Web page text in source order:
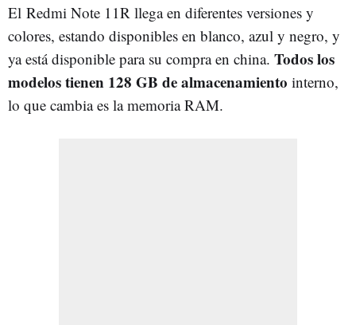
El Redmi Note 11R llega en diferentes versiones y
colores, estando disponibles en blanco, azul y negro, y
ya está disponible para su compra en china. Todos los
modelos tienen 128 GB de almacenamiento interno,
lo que cambia es la memoria RAM.